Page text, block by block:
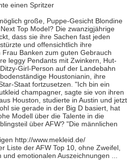
einen Spritzer
große, Puppe-Gesicht Blondine
Top Model? Die zwanzigjährige
dass sie ihre Sachen fast jeden
und offensichtlich ihre
Banken zum guten Gebrauch
leggy Pendants mit Zwinkern, Hut-
Girl-Person auf der Landebahn
Houstonianin, ihre
Staat fortzusetzen. "Ich bin ein
champagner, sagte sie von ihren
Houston, studierte in Austin und jetzt
sie gerade in der Big D basiert, hat
Modell über die Talente in die
über AFW? "Die männlichen
http://www.mekleid.de/
Liste der AFW Top 10, ohne Zweifel,
emotionalen Auszeichnungen ...